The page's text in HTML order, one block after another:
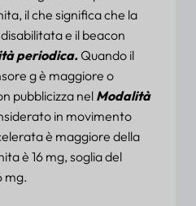
il che significa che la
e il beacon
periodica. Quando il
g è maggiore o
pubblicizza nel Modalità
in movimento
è maggiore della
è 16 mg, soglia del
mg.